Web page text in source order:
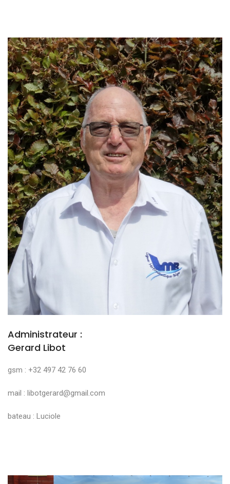
Administrateur :
Gerard Libot
gsm : +32 497 42 76 60
mail : libotgerard@gmail.com
bateau : Luciole